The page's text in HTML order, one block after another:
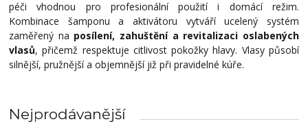
péči vhodnou pro profesionální použití i domácí režim.
Kombinace šamponu a aktivátoru vytváří ucelený systém
zaměřený na posílení, zahuštění a revitalizaci oslabených
vlasů, přičemž respektuje citlivost pokožky hlavy. Vlasy působí
silnější, pružnější a objemnější již při pravidelné kúře.
Nejprodávanější